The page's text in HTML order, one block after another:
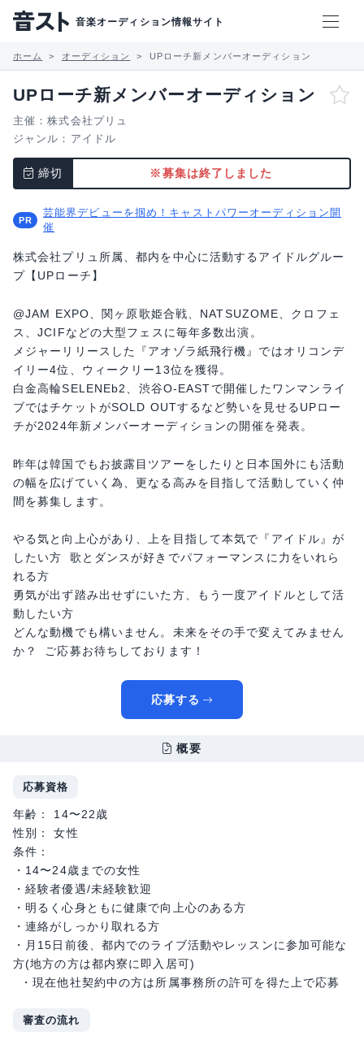
音楽オーディション情報サイト
ホーム オーディション UPローチ新メンバーオーディション
UPローチ新メンバーオーディション
主催：株式会社プリュ
ジャンル： アイドル
締切 ※募集は終了しました
芸能界デビューを掴め！キャストパワーオーディション開
催
株式会社プリュ所属、都内を中心に活動するアイドルグルー
プ【UPローチ】
@JAM EXPO、関ヶ原歌姫合戦、NATSUZOME、クロフェ
ス、JCIFなどの大型フェスに毎年多数出演。
メジャーリリースした『アオゾラ紙飛行機』ではオリコンデ
イリー4位、ウィークリー13位を獲得。
白金高輪SELENEb2、渋谷O-EASTで開催したワンマンライ
ブではチケットがSOLD OUTするなど勢いを見せるUPロー
チが2024年新メンバーオーディションの開催を発表。
昨年は韓国でもお披露目ツアーをしたりと日本国外にも活動
の幅を広げていく為、更なる高みを目指して活動していく仲
間を募集します。
やる気と向上心があり、上を目指して本気で『アイドル』が
したい方 歌とダンスが好きでパフォーマンスに力をいれら
れる方
勇気が出ず踏み出せずにいた方、もう一度アイドルとして活
動したい方
どんな動機でも構いません。未来をその手で変えてみません
か？ ご応募お待ちしております！
応募する
概要
応募資格
年齢： 14〜22歳
性別： 女性
条件：
・14〜24歳までの女性
・経験者優遇/未経験歓迎
・明るく心身ともに健康で向上心のある方
・連絡がしっかり取れる方
・月15日前後、都内でのライブ活動やレッスンに参加可能な
方(地方の方は都内寮に即入居可)
・現在他社契約中の方は所属事務所の許可を得た上で応募
審査の流れ